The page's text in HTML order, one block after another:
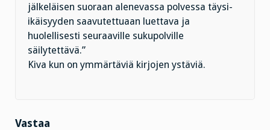
jälkeläisen suoraan alenevassa polvessa täysi-
ikäisyyden saavutettuaan luettava ja
huolellisesti seuraaville sukupolville
säilytettävä.”
Kiva kun on ymmärtäviä kirjojen ystäviä.
Vastaa